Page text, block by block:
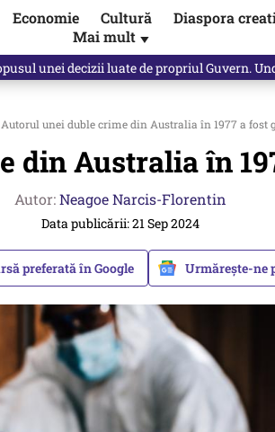
Economie Cultură Diaspora
Mai mult ▼
E o minciună de mari proporții
Autorul unei duble crime din Australia în 1977 a fost
din Australia în
Autor:Neagoe Narcis-Florentin
Data publicării: 21 Sep 2024
preferată în Google Urmărește-ne